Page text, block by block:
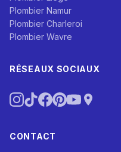
Plombier Namur
Plombier Charleroi
Plombier Wavre
RÉSEAUX SOCIAUX
CONTACT